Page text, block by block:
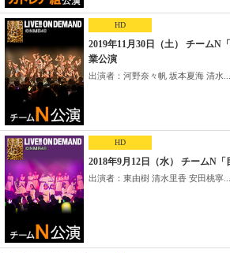
HD
2019年11月30日（土） チームN
業公演
出演者：河野奈々帆 坂本夏海 清水...
HD
2018年9月12日（水） チームN「
出演者：東由樹 清水里香 安田桃寧...